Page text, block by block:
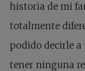
historia de mi
totalmente
podido decirle a
tener ninguna